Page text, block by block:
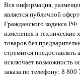
Вся информация,
является публичной
Гражданского кодекса
изменения в технические
товаров без
стремится
исключает возможность
заказа по телефону: 8 800